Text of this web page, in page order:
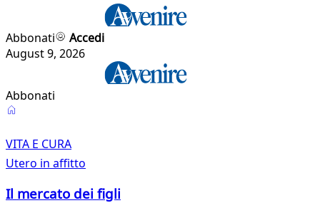
Abbonati
Accedi
August 9, 2026
Abbonati
Vita
e
Cura
VITA E CURA
Utero in affitto
Il mercato dei figli